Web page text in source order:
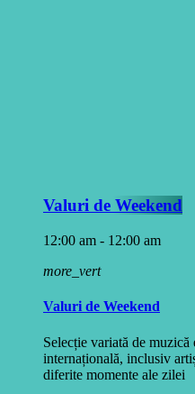
Valuri de Weekend
12:00 am - 12:00 am
more_vert
Valuri de Weekend
Selecție variată de muzică
internațională, inclusiv
diferite momente ale zilei